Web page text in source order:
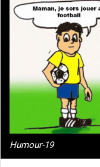
Humour-19